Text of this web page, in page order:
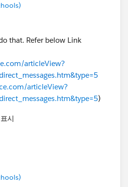
that. Refer below Link
articleView?
articleView?
)
시